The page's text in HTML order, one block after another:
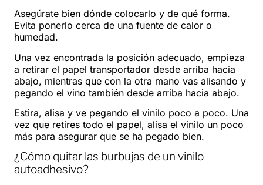
Asegúrate bien dónde colocarlo y de qué forma.
Evita ponerlo cerca de una fuente de calor o
humedad.
Una vez encontrada la posición adecuado, empieza
a retirar el papel transportador desde arriba hacia
abajo, mientras que con la otra mano vas alisando y
pegando el vino también desde arriba hacia abajo.
Estira, alisa y ve pegando el vinilo poco a poco. Una
vez que retires todo el papel, alisa el vinilo un poco
más para asegurar que se ha pegado bien.
¿Cómo quitar las burbujas de un vinilo
autoadhesivo?